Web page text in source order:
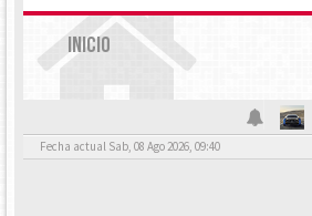
INICIO
Fecha actual Sab, 08 Ago 2026, 09:40